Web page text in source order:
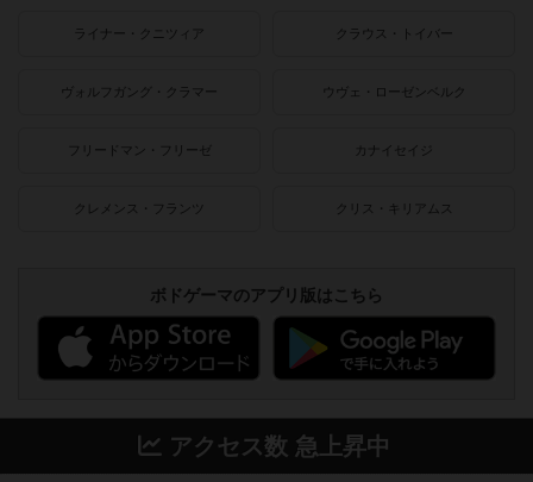
ライナー・クニツィア クラウス・トイバー
ヴォルフガング・クラマー ウヴェ・ローゼンベルク
フリードマン・フリーゼ カナイセイジ
クレメンス・フランツ クリス・キリアムス
ボドゲーマのアプリ版はこちら
アクセス数 急上昇中